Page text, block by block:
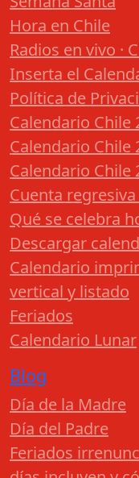
Hora en Chile
Radios en vivo ·
Inserta el
Política de
Calendario Chile
Calendario Chile
Calendario Chile
Cuenta
Qué se celebra
Descargar
Calendario
vertical y listado
Feriados
Calendario Lunar
Blog
Día de la Madre
Día del Padre
Feriados